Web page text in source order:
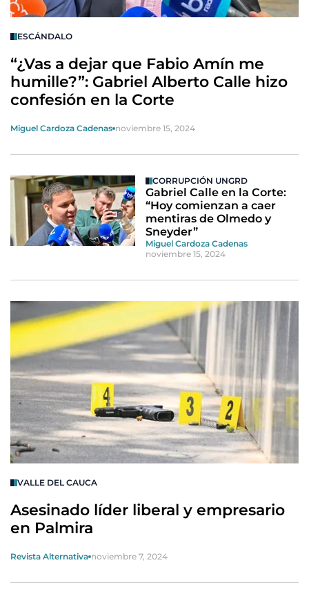
ESCÁNDALO
“¿Vas a dejar que Fabio Amín me
humille?”: Gabriel Alberto Calle hizo
confesión en la Corte
Miguel Cardoza Cadenas noviembre 15, 2024
CORRUPCIÓN UNGRD
Gabriel Calle en la Corte:
“Hoy comienzan a caer
mentiras de Olmedo y
Sneyder”
Miguel Cardoza Cadenas
noviembre 15, 2024
VALLE DEL CAUCA
Asesinado líder liberal y empresario
en Palmira
Revista Alternativa noviembre 7, 2024